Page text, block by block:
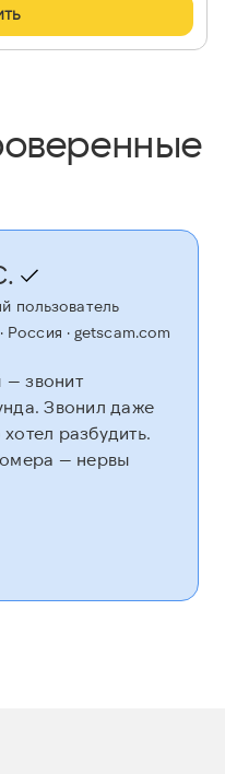
пользователь
Россия · getscam.com
звонит
Звонил даже
разбудить.
— нервы